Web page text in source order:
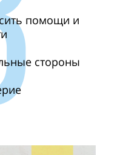
помощи и
стороны